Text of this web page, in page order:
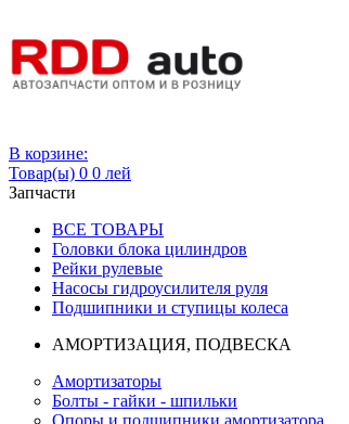
В корзине:
Товар(ы) 0 0 лей
Запчасти
ВСЕ ТОВАРЫ
Головки блока цилиндров
Рейки рулевые
Насосы гидроусилителя руля
Подшипники и ступицы колеса
АМОРТИЗАЦИЯ, ПОДВЕСКА
Амортизаторы
Болты - гайки - шпильки
Опоры и подшипники амортизатора